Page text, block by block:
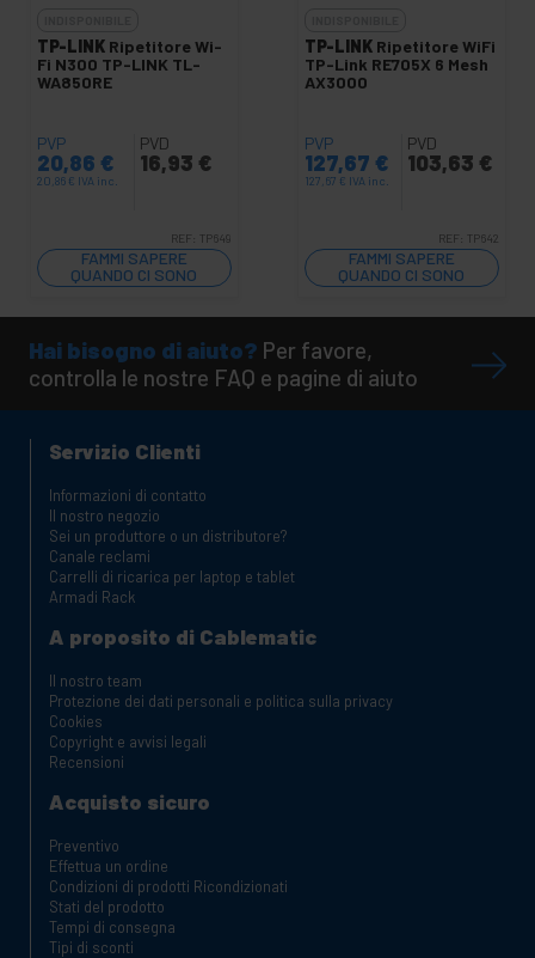
TP-LINK Ripetitore Wi-
Fi N300 TP-LINK TL-
WA850RE
PVP
20,86 €
20,86 € IVA inc.
PVD
16,93 €
REF: TP649
FAMMI SAPERE
QUANDO CI SONO
SCORTE
TP-LINK Ripetitore WiFi
TP-Link RE705X 6 Mesh
AX3000
PVP
127,67 €
127,67 € IVA inc.
PVD
103,63 €
REF: TP642
FAMMI SAPERE
QUANDO CI SONO
SCORTE
Hai bisogno di aiuto? Per favore,
controlla le nostre FAQ e pagine di aiuto
Servizio Clienti
Informazioni di contatto
Il nostro negozio
Sei un produttore o un distributore?
Canale reclami
Carrelli di ricarica per laptop e tablet
Armadi Rack
A proposito di Cablematic
Il nostro team
Protezione dei dati personali e politica sulla privacy
Cookies
Copyright e avvisi legali
Recensioni
Acquisto sicuro
Preventivo
Effettua un ordine
Condizioni di prodotti Ricondizionati
Stati del prodotto
Tempi di consegna
Tipi di sconti